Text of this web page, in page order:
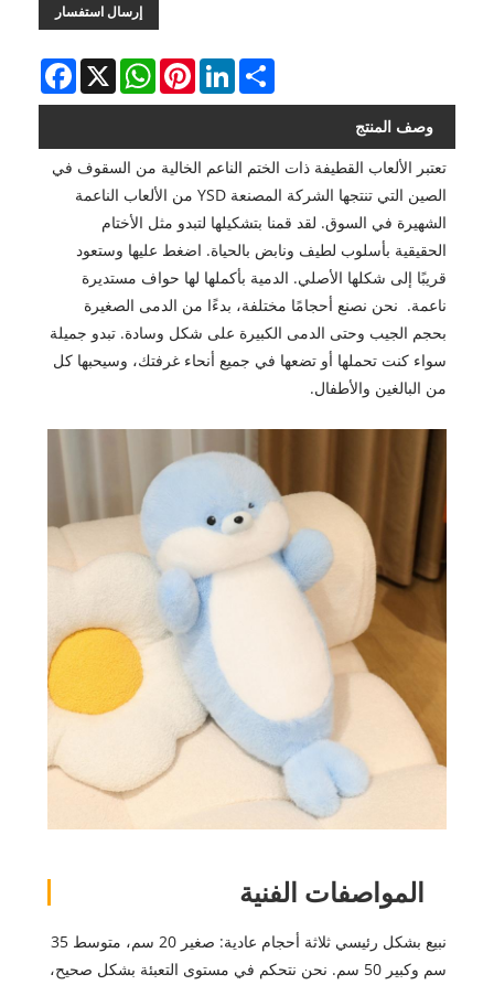
إرسال استفسار
Facebook X
WhatsAppPinterestLinkedInShare
وصف المنتج
تعتبر الألعاب القطيفة ذات الختم الناعم الخالية من السقوف في
الصين التي تنتجها الشركة المصنعة YSD من الألعاب الناعمة
الشهيرة في السوق. لقد قمنا بتشكيلها لتبدو مثل الأختام
الحقيقية بأسلوب لطيف ونابض بالحياة. اضغط عليها وستعود
قريبًا إلى شكلها الأصلي. الدمية بأكملها لها حواف مستديرة
ناعمة. نحن نصنع أحجامًا مختلفة، بدءًا من الدمى الصغيرة
بحجم الجيب وحتى الدمى الكبيرة على شكل وسادة. تبدو جميلة
سواء كنت تحملها أو تضعها في جميع أنحاء غرفتك، وسيحبها كل
من البالغين والأطفال.
المواصفات الفنية
نبيع بشكل رئيسي ثلاثة أحجام عادية: صغير 20 سم، متوسط ​​35
سم وكبير 50 ​​سم. نحن نتحكم في مستوى التعبئة بشكل صحيح،